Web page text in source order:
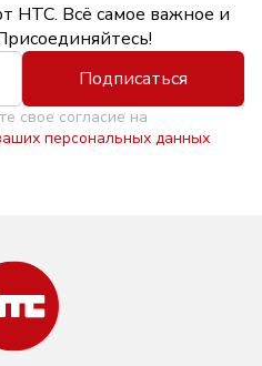
НТС. Всё самое важное и
Подписаться
свое согласие на
персональных данных